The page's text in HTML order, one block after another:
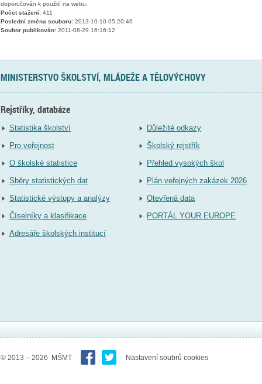
doporučován k použití na webu.
Počet stažení:411
Poslední změna souboru:2013-10-10 05:20:46
Soubor publikován:2011-08-29 16:16:12
MINISTERSTVO ŠKOLSTVÍ, MLÁDEŽE A TĚLOVÝCHOVY
Rejstříky, databáze
Statistika školství
Pro veřejnost
O školské statistice
Sběry statistických dat
Statistické výstupy a analýzy
Číselníky a klasifikace
Adresáře školských institucí
Důležité odkazy
Školský rejstřík
Přehled vysokých škol
Plán veřejných zakázek 2026
Otevřená data
PORTÁL YOUR EUROPE
© 2013 – 2026 MŠMT Nastavení soubrů cookies